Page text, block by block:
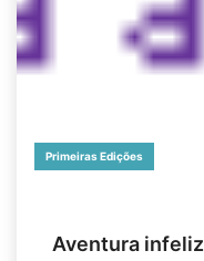
Primeiras Edições
Aventura infeliz